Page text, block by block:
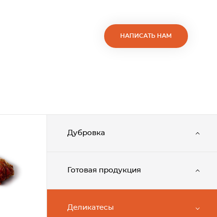
НАПИСАТЬ НАМ
Дубровка
Готовая продукция
Деликатесы